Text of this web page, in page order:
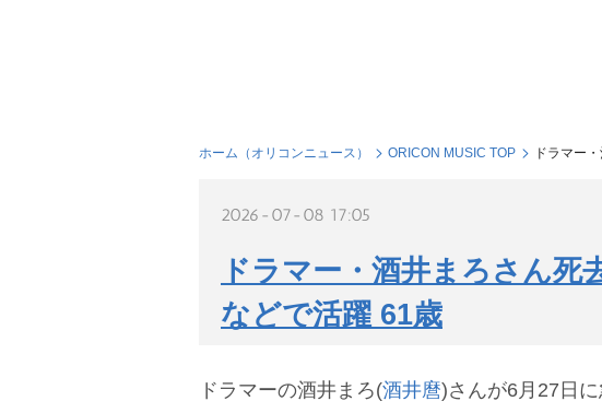
ホーム（オリコンニュース） ORICON MUSIC TOP ドラマー
2026-07-08 17:05
ドラマー・酒井まろさん死
などで活躍 61歳
ドラマーの酒井まろ(酒井麿)さんが6月27日